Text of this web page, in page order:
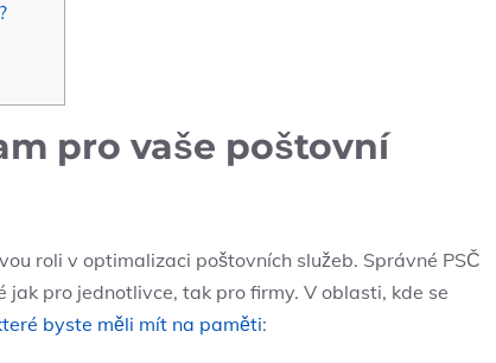
pro vaše poštovní
roli v optimalizaci poštovních služeb. Správné PSČ
pro jednotlivce, tak pro firmy. V oblasti, kde se
byste měli mít na paměti: